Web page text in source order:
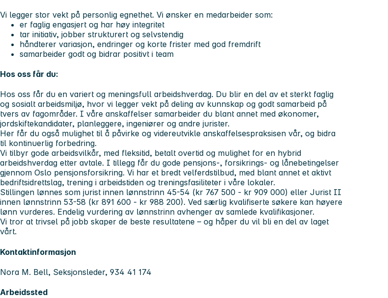
Vi legger stor vekt på personlig egnethet. Vi ønsker en medarbeider som:
er faglig engasjert og har høy integritet
tar initiativ, jobber strukturert og selvstendig
håndterer variasjon, endringer og korte frister med god fremdrift
samarbeider godt og bidrar positivt i team
Hos oss får du:
Hos oss får du en variert og meningsfull arbeidshverdag. Du blir en del av et sterkt faglig
og sosialt arbeidsmiljø, hvor vi legger vekt på deling av kunnskap og godt samarbeid på
tvers av fagområder. I våre anskaffelser samarbeider du blant annet med økonomer,
jordskiftekandidater, planleggere, ingeniører og andre jurister.
Her får du også mulighet til å påvirke og videreutvikle anskaffelsespraksisen vår, og bidra
til kontinuerlig forbedring.
Vi tilbyr gode arbeidsvilkår, med fleksitid, betalt overtid og mulighet for en hybrid
arbeidshverdag etter avtale. I tillegg får du gode pensjons-, forsikrings- og lånebetingelser
gjennom Oslo pensjonsforsikring. Vi har et bredt velferdstilbud, med blant annet et aktivt
bedriftsidrettslag, trening i arbeidstiden og treningsfasiliteter i våre lokaler.
Stillingen lønnes som jurist innen lønnstrinn 45-54 (kr 767 500 - kr 909 000) eller Jurist II
innen lønnstrinn 53-58 (kr 891 600 - kr 988 200). Ved særlig kvalifiserte søkere kan høyere
lønn vurderes. Endelig vurdering av lønnstrinn avhenger av samlede kvalifikasjoner.
Vi tror at trivsel på jobb skaper de beste resultatene – og håper du vil bli en del av laget
vårt.
Kontaktinformasjon
Nora M. Bell, Seksjonsleder, 934 41 174
Arbeidssted